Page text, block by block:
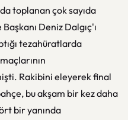
toplanan çok sayıda
Deniz Dalgıç'ı
tezahüratlarda
Rakibini eleyerek final
bu akşam bir kez daha
bir yanında